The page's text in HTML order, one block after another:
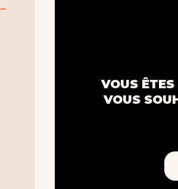
VOUS
VOUS